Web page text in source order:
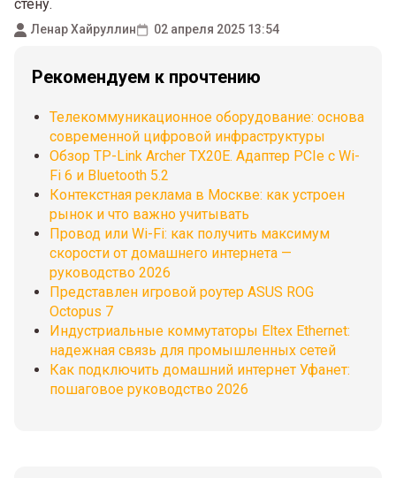
стену.
Ленар Хайруллин 02 апреля 2025 13:54
Рекомендуем к прочтению
Телекоммуникационное оборудование: основа
современной цифровой инфраструктуры
Обзор TP-Link Archer TX20E. Адаптер PCIe с Wi-
Fi 6 и Bluetooth 5.2
Контекстная реклама в Москве: как устроен
рынок и что важно учитывать
Провод или Wi-Fi: как получить максимум
скорости от домашнего интернета —
руководство 2026
Представлен игровой роутер ASUS ROG
Octopus 7
Индустриальные коммутаторы Eltex Ethernet:
надежная связь для промышленных сетей
Как подключить домашний интернет Уфанет:
пошаговое руководство 2026